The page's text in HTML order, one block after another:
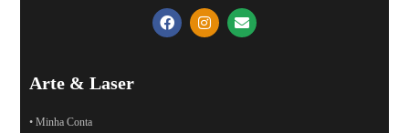
Arte & Laser
• Minha Conta